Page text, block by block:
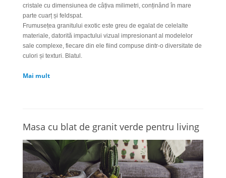
cristale cu dimensiunea de câțiva milimetri, conținând în mare
parte cuarț și feldspat.
Frumusețea granitului exotic este greu de egalat de celelalte
materiale, datorită impactului vizual impresionant al modelelor
sale complexe, fiecare din ele fiind compuse dintr-o diversitate de
culori și texturi. Blatul.
Mai mult
Masa cu blat de granit verde pentru living